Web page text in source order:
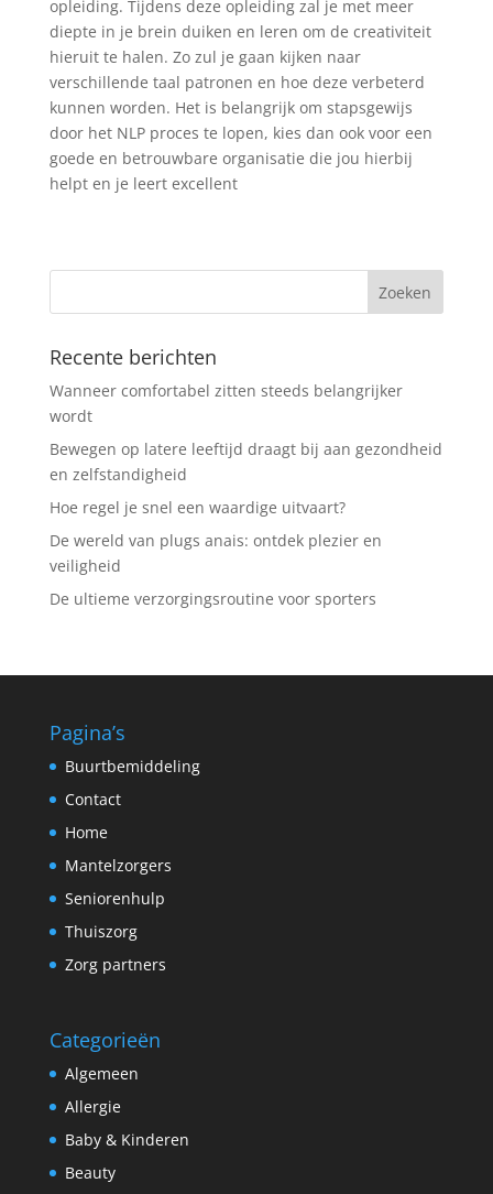
opleiding. Tijdens deze opleiding zal je met meer
diepte in je brein duiken en leren om de creativiteit
hieruit te halen. Zo zul je gaan kijken naar
verschillende taal patronen en hoe deze verbeterd
kunnen worden. Het is belangrijk om stapsgewijs
door het NLP proces te lopen, kies dan ook voor een
goede en betrouwbare organisatie die jou hierbij
helpt en je leert excellent
Recente berichten
Wanneer comfortabel zitten steeds belangrijker
wordt
Bewegen op latere leeftijd draagt bij aan gezondheid
en zelfstandigheid
Hoe regel je snel een waardige uitvaart?
De wereld van plugs anais: ontdek plezier en
veiligheid
De ultieme verzorgingsroutine voor sporters
Pagina’s
Buurtbemiddeling
Contact
Home
Mantelzorgers
Seniorenhulp
Thuiszorg
Zorg partners
Categorieën
Algemeen
Allergie
Baby & Kinderen
Beauty